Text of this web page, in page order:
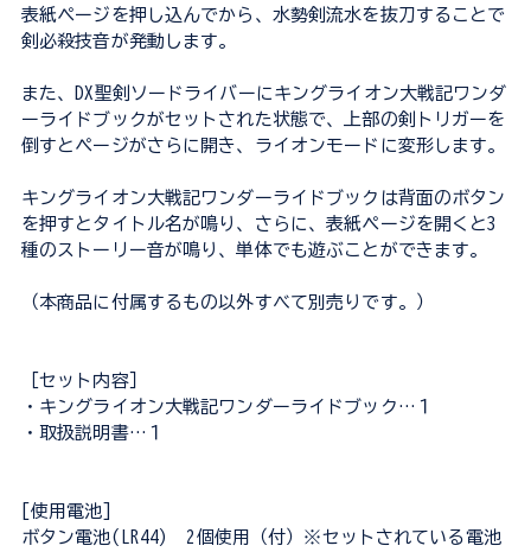
表紙ページを押し込んでから、水勢剣流水を抜刀することで
剣必殺技音が発動します。
また、DX聖剣ソードライバーにキングライオン大戦記ワンダ
ーライドブックがセットされた状態で、上部の剣トリガーを
倒すとページがさらに開き、ライオンモードに変形します。
キングライオン大戦記ワンダーライドブックは背面のボタン
を押すとタイトル名が鳴り、さらに、表紙ページを開くと3
種のストーリー音が鳴り、単体でも遊ぶことができます。
（本商品に付属するもの以外すべて別売りです。）
［セット内容］
・キングライオン大戦記ワンダーライドブック…１
・取扱説明書…１
[使用電池]
ボタン電池(LR44) 2個使用（付）※セットされている電池